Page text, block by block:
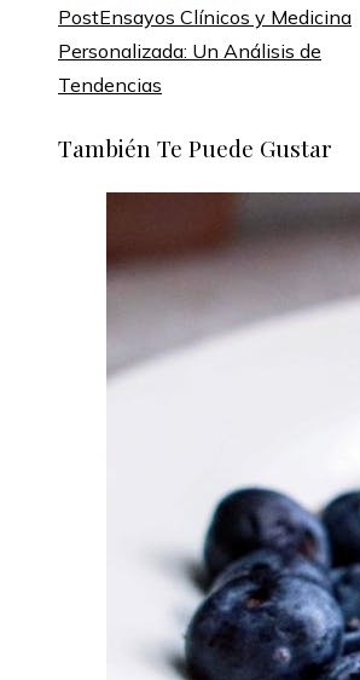
PostEnsayos Clínicos y Medicina
Personalizada: Un Análisis de
Tendencias
También Te Puede Gustar